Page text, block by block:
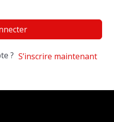
? S’inscrire maintenant